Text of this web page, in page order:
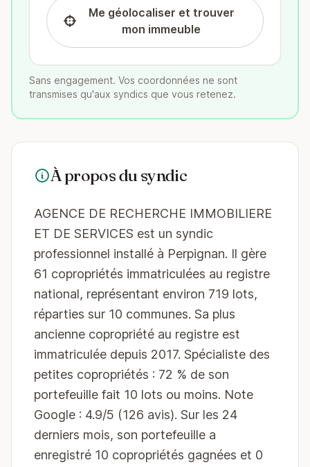
Me géolocaliser et trouver
mon immeuble
Sans engagement. Vos coordonnées ne sont
transmises qu'aux syndics que vous retenez.
À propos du syndic
AGENCE DE RECHERCHE IMMOBILIERE
ET DE SERVICES est un syndic
professionnel installé à Perpignan. Il gère
61 copropriétés immatriculées au registre
national, représentant environ 719 lots,
réparties sur 10 communes. Sa plus
ancienne copropriété au registre est
immatriculée depuis 2017. Spécialiste des
petites copropriétés : 72 % de son
portefeuille fait 10 lots ou moins. Note
Google : 4.9/5 (126 avis). Sur les 24
derniers mois, son portefeuille a
enregistré 10 copropriétés gagnées et 0